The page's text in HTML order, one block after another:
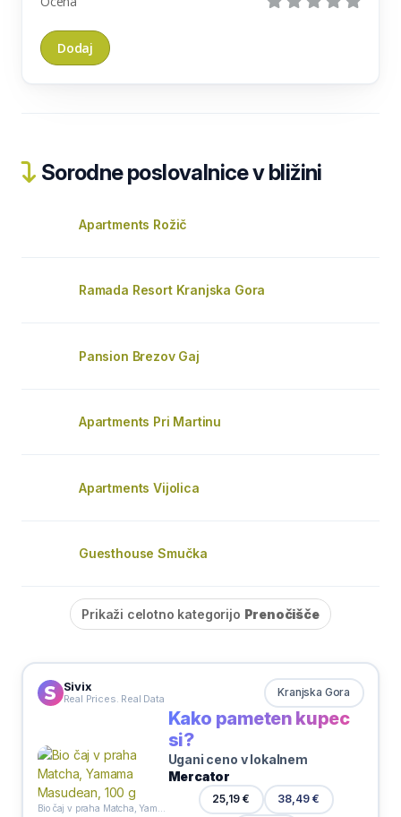
Sorodne poslovalnice v bližini
Apartments Rožič
Ramada Resort Kranjska Gora
Pansion Brezov Gaj
Apartments Pri Martinu
Apartments Vijolica
Guesthouse Smučka
Prikaži celotno kategorijo Prenočišče
Sivix
Real Prices. Real Data Kranjska Gora
Kako pameten kupec
si?
Ugani ceno v lokalnem
Mercator
25,19 € 38,49 €